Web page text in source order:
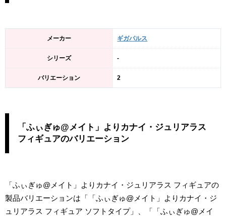
メーカー ギガパルス
シリーズ -
バリエーション 2
「ふぃぎゅ@メイト」よりカナイ・ジュリアラス
フィギュアのバリエーション
「ふぃぎゅ@メイト」よりカナイ・ジュリアラス フィギュアの
製品バリエーションは「「ふぃぎゅ@メイト」よりカナイ・ジ
ュリアラス フィギュア ソフトタイプ」、「「ふぃぎゅ@メイ